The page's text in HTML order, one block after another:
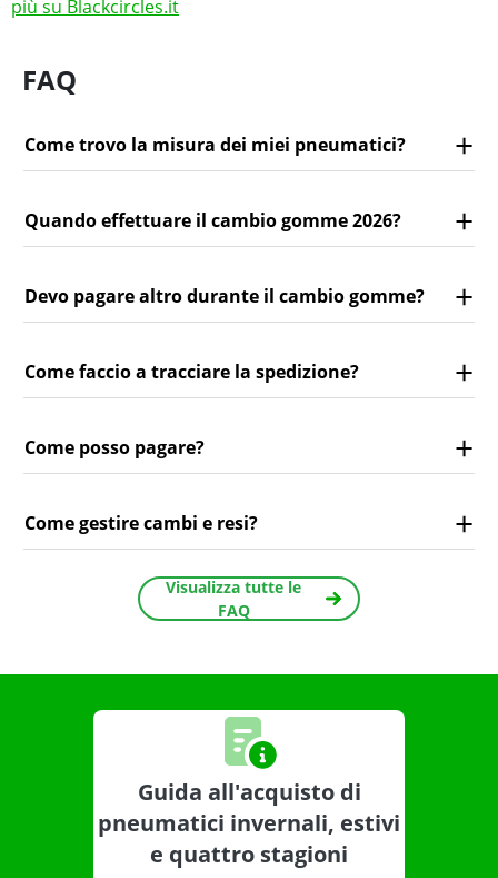
più su Blackcircles.it
FAQ
Come trovo la misura dei miei pneumatici?
Quando effettuare il cambio gomme 2026?
Devo pagare altro durante il cambio gomme?
Come faccio a tracciare la spedizione?
Come posso pagare?
Come gestire cambi e resi?
Visualizza tutte le
FAQ
Guida all'acquisto di
pneumatici invernali, estivi
e quattro stagioni